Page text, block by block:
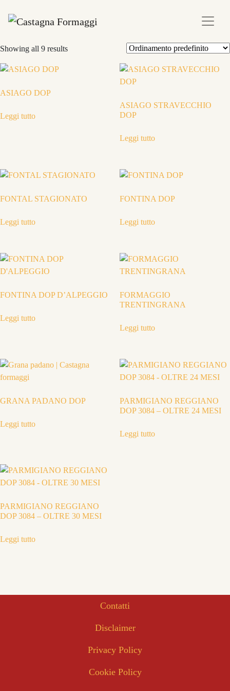
Showing all 9 results
ASIAGO DOP
Leggi tutto
ASIAGO STRAVECCHIO
DOP
Leggi tutto
FONTAL STAGIONATO
Leggi tutto
FONTINA DOP
Leggi tutto
FONTINA DOP D’ALPEGGIO
Leggi tutto
FORMAGGIO
TRENTINGRANA
Leggi tutto
GRANA PADANO DOP
Leggi tutto
PARMIGIANO REGGIANO
DOP 3084 – OLTRE 24 MESI
Leggi tutto
PARMIGIANO REGGIANO
DOP 3084 – OLTRE 30 MESI
Leggi tutto
Contatti
Disclaimer
Privacy Policy
Cookie Policy